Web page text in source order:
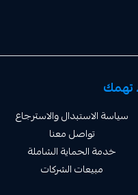
تهمك
سياسة الاستبدال والاسترجاع
تواصل معنا
خدمة الحماية الشاملة
مبيعات الشركات